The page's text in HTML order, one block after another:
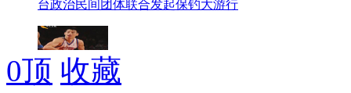
台政治民间团体联合发起保钓大游行
近七成球迷选林书豪进全明星
0顶 收藏